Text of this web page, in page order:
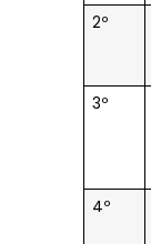
2º
3º
4º